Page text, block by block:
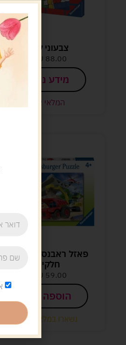
צבעוני לטף
88.00 ש"ח
מידע נוסף
המלאי אזל
פאזל ראבנסבורגר 60
חלקים
59.00 ש"ח
הוספה לסל
נשארו במלאי רק 1